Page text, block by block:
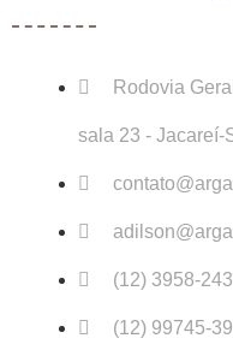
Rodovia
sala 23 - Jacareí-
(12) 3958-
(12) 99745-